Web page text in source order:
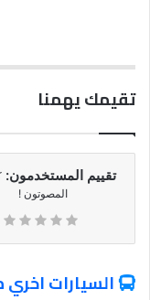
تقيمك يهمنا
تقييم المستخدمون:
المصوتون !
السيارات